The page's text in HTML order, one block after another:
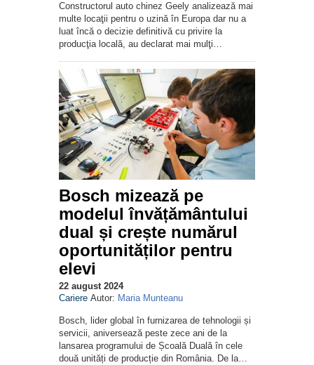
Constructorul auto chinez Geely analizează mai
multe locaţii pentru o uzină în Europa dar nu a
luat încă o decizie definitivă cu privire la
producţia locală, au declarat mai mulţi…
Bosch mizează pe
modelul învățământului
dual și crește numărul
oportunităților pentru
elevi
22 august 2024
Cariere Autor: Maria Munteanu
Bosch, lider global în furnizarea de tehnologii și
servicii, aniversează peste zece ani de la
lansarea programului de Școală Duală în cele
două unități de producție din România. De la…